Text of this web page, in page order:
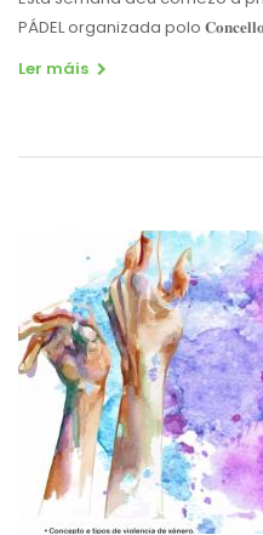
PÁDEL organizada polo 𝐂𝐨𝐧𝐜𝐞𝐥𝐥𝐨
Ler máis